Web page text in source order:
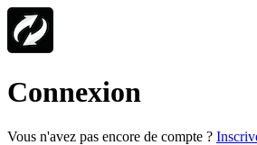
Connexion
Vous n'avez pas encore de compte ?